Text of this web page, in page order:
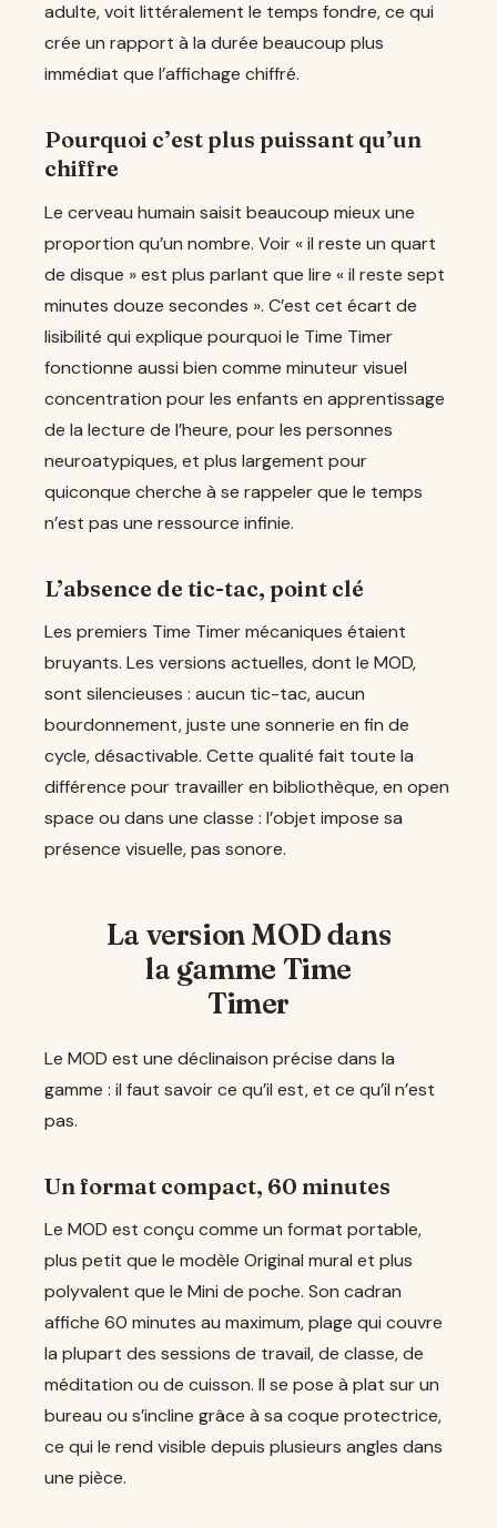
adulte, voit littéralement le temps fondre, ce qui
crée un rapport à la durée beaucoup plus
immédiat que l’affichage chiffré.
Pourquoi c’est plus puissant qu’un
chiffre
Le cerveau humain saisit beaucoup mieux une
proportion qu’un nombre. Voir « il reste un quart
de disque » est plus parlant que lire « il reste sept
minutes douze secondes ». C’est cet écart de
lisibilité qui explique pourquoi le Time Timer
fonctionne aussi bien comme minuteur visuel
concentration pour les enfants en apprentissage
de la lecture de l’heure, pour les personnes
neuroatypiques, et plus largement pour
quiconque cherche à se rappeler que le temps
n’est pas une ressource infinie.
L’absence de tic-tac, point clé
Les premiers Time Timer mécaniques étaient
bruyants. Les versions actuelles, dont le MOD,
sont silencieuses : aucun tic-tac, aucun
bourdonnement, juste une sonnerie en fin de
cycle, désactivable. Cette qualité fait toute la
différence pour travailler en bibliothèque, en open
space ou dans une classe : l’objet impose sa
présence visuelle, pas sonore.
La version MOD dans
la gamme Time
Timer
Le MOD est une déclinaison précise dans la
gamme : il faut savoir ce qu’il est, et ce qu’il n’est
pas.
Un format compact, 60 minutes
Le MOD est conçu comme un format portable,
plus petit que le modèle Original mural et plus
polyvalent que le Mini de poche. Son cadran
affiche 60 minutes au maximum, plage qui couvre
la plupart des sessions de travail, de classe, de
méditation ou de cuisson. Il se pose à plat sur un
bureau ou s’incline grâce à sa coque protectrice,
ce qui le rend visible depuis plusieurs angles dans
une pièce.